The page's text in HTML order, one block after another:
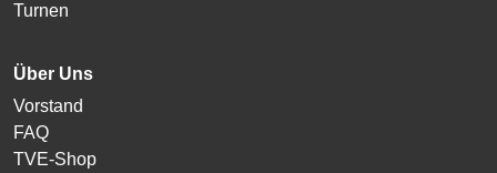
Turnen
Über Uns
Vorstand
FAQ
TVE-Shop